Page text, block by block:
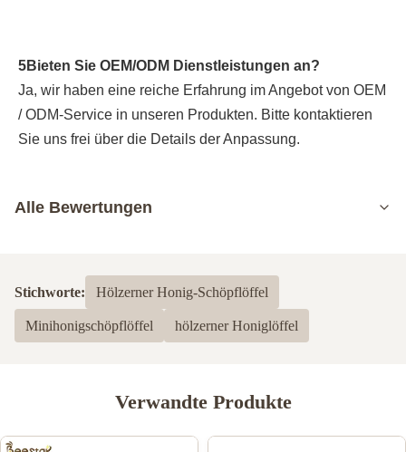
5Bieten Sie OEM/ODM Dienstleistungen an?
Ja, wir haben eine reiche Erfahrung im Angebot von OEM
/ ODM-Service in unseren Produkten. Bitte kontaktieren
Sie uns frei über die Details der Anpassung.
Alle Bewertungen
Basierend auf 50 jüngsten Bewertungen
5
A Alexander skyler
Stichworte: Hölzerner Honig-Schöpflöffel
Minihonigschöpflöffel hölzerner Honiglöffel
Verwandte Produkte